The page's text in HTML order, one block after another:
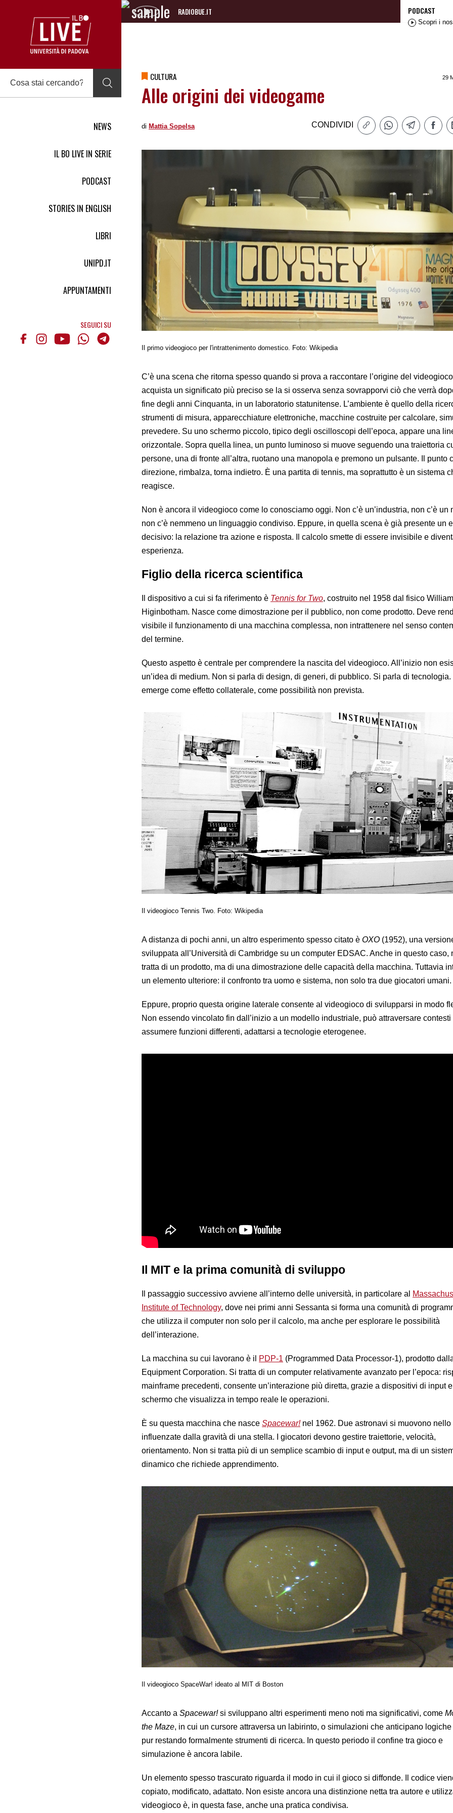
NEWS
IL BO LIVE IN SERIE
PODCAST
STORIES IN ENGLISH
LIBRI
UNIPD.IT
APPUNTAMENTI
SEGUICI SU
RADIOBUE.IT
Audio
PODCAST
Scopri i
CULTURA 29
Alle origini dei videogame
di Mattia Sopelsa CONDIVIDI
Il primo videogioco per l'intrattenimento domestico. Foto: Wikipedia
C’è una scena che ritorna spesso quando si prova a raccontare l’origine del
acquista un significato più preciso se la si osserva senza sovrapporvi ciò che verrà
fine degli anni Cinquanta, in un laboratorio statunitense. L’ambiente è quello della
strumenti di misura, apparecchiature elettroniche, macchine costruite per calcolare,
prevedere. Su uno schermo piccolo, tipico degli oscilloscopi dell’epoca, appare una
orizzontale. Sopra quella linea, un punto luminoso si muove seguendo una traiettoria
persone, una di fronte all’altra, ruotano una manopola e premono un pulsante. Il punto
direzione, rimbalza, torna indietro. È una partita di tennis, ma soprattutto è un sistema
reagisce.
Non è ancora il videogioco come lo conosciamo oggi. Non c’è un’industria, non c’è un
non c’è nemmeno un linguaggio condiviso. Eppure, in quella scena è già presente un
decisivo: la relazione tra azione e risposta. Il calcolo smette di essere invisibile e
esperienza.
Figlio della ricerca scientifica
Il dispositivo a cui si fa riferimento è Tennis for Two, costruito nel 1958 dal fisico William
Higinbotham. Nasce come dimostrazione per il pubblico, non come prodotto. Deve
visibile il funzionamento di una macchina complessa, non intrattenere nel senso
del termine.
Questo aspetto è centrale per comprendere la nascita del videogioco. All’inizio non
un’idea di medium. Non si parla di design, di generi, di pubblico. Si parla di
emerge come effetto collaterale, come possibilità non prevista.
Il videogioco Tennis Two. Foto: Wikipedia
A distanza di pochi anni, un altro esperimento spesso citato è OXO (1952), una
sviluppata all’Università di Cambridge su un computer EDSAC. Anche in questo caso,
tratta di un prodotto, ma di una dimostrazione delle capacità della macchina. Tuttavia
un elemento ulteriore: il confronto tra uomo e sistema, non solo tra due giocatori umani.
Eppure, proprio questa origine laterale consente al videogioco di svilupparsi in modo
Non essendo vincolato fin dall’inizio a un modello industriale, può attraversare contesti
assumere funzioni differenti, adattarsi a tecnologie eterogenee.
Il MIT e la prima comunità di sviluppo
Il passaggio successivo avviene all’interno delle università, in particolare al
Institute of Technology, dove nei primi anni Sessanta si forma una comunità di
che utilizza il computer non solo per il calcolo, ma anche per esplorare le possibilità
dell’interazione.
La macchina su cui lavorano è il PDP-1 (Programmed Data Processor-1), prodotto
Equipment Corporation. Si tratta di un computer relativamente avanzato per l’epoca:
mainframe precedenti, consente un’interazione più diretta, grazie a dispositivi di input
schermo che visualizza in tempo reale le operazioni.
È su questa macchina che nasce Spacewar!nel 1962. Due astronavi si muovono nello
influenzate dalla gravità di una stella. I giocatori devono gestire traiettorie, velocità,
orientamento. Non si tratta più di un semplice scambio di input e output, ma di un
dinamico che richiede apprendimento.
Il videogioco SpaceWar! ideato al MIT di Boston
Accanto a Spacewar!si sviluppano altri esperimenti meno noti ma significativi, come
the Maze, in cui un cursore attraversa un labirinto, o simulazioni che anticipano
pur restando formalmente strumenti di ricerca. In questo periodo il confine tra gioco e
simulazione è ancora labile.
Un elemento spesso trascurato riguarda il modo in cui il gioco si diffonde. Il codice
copiato, modificato, adattato. Non esiste ancora una distinzione netta tra autore e
videogioco è, in questa fase, anche una pratica condivisa.